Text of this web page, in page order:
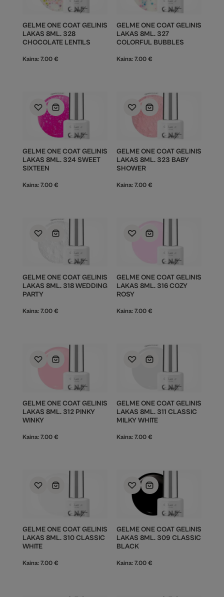
GELME ONE COAT GELINIS
LAKAS 8ML. 328
CHOCOLATE LENTILS
Kaina: 7.00 €
GELME ONE COAT GELINIS
LAKAS 8ML. 327
COLORFUL BUBBLES
Kaina: 7.00 €
GELME ONE COAT GELINIS
LAKAS 8ML. 324 SWEET
SIXTEEN
Kaina: 7.00 €
GELME ONE COAT GELINIS
LAKAS 8ML. 323 BABY
SHOWER
Kaina: 7.00 €
GELME ONE COAT GELINIS
LAKAS 8ML. 318 WEDDING
PARTY
Kaina: 7.00 €
GELME ONE COAT GELINIS
LAKAS 8ML. 316 COZY
ROSY
Kaina: 7.00 €
GELME ONE COAT GELINIS
LAKAS 8ML. 312 PINKY
WINKY
Kaina: 7.00 €
GELME ONE COAT GELINIS
LAKAS 8ML. 311 CLASSIC
MILKY WHITE
Kaina: 7.00 €
GELME ONE COAT GELINIS
LAKAS 8ML. 310 CLASSIC
WHITE
Kaina: 7.00 €
GELME ONE COAT GELINIS
LAKAS 8ML. 309 CLASSIC
BLACK
Kaina: 7.00 €